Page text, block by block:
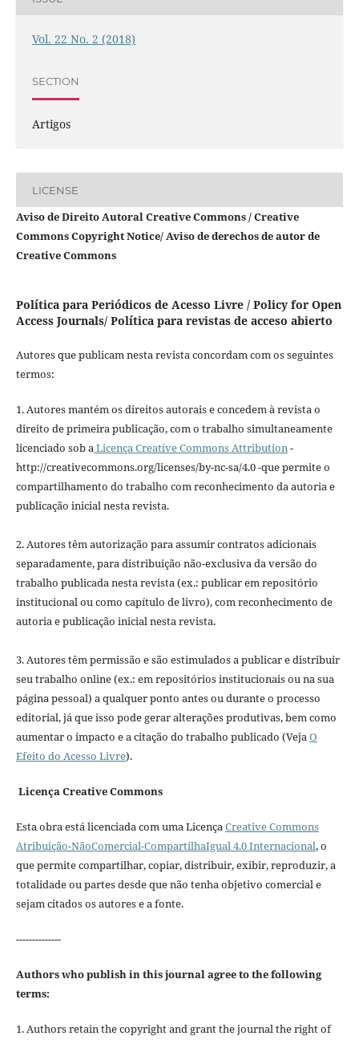
Vol. 22 No. 2 (2018)
SECTION
Artigos
LICENSE
Aviso de Direito Autoral Creative Commons / Creative
Commons Copyright Notice/ Aviso de derechos de autor de
Creative Commons
Política para Periódicos de Acesso Livre / Policy for Open
Access Journals/ Política para revistas de acceso abierto
Autores que publicam nesta revista concordam com os seguintes
termos:
1. Autores mantém os direitos autorais e concedem à revista o
direito de primeira publicação, com o trabalho simultaneamente
licenciado sob aLicença Creative Commons Attribution-
http://creativecommons.org/licenses/by-nc-sa/4.0 -que permite o
compartilhamento do trabalho com reconhecimento da autoria e
publicação inicial nesta revista.
2. Autores têm autorização para assumir contratos adicionais
separadamente, para distribuição não-exclusiva da versão do
trabalho publicada nesta revista (ex.: publicar em repositório
institucional ou como capítulo de livro), com reconhecimento de
autoria e publicação inicial nesta revista.
3. Autores têm permissão e são estimulados a publicar e distribuir
seu trabalho online (ex.: em repositórios institucionais ou na sua
página pessoal) a qualquer ponto antes ou durante o processo
editorial, já que isso pode gerar alterações produtivas, bem como
aumentar o impacto e a citação do trabalho publicado (VejaO
Efeito do Acesso Livre).
Licença Creative Commons
Esta obra está licenciada com uma LicençaCreative Commons
Atribuição-NãoComercial-CompartilhaIgual 4.0 Internacional, o
que permite compartilhar, copiar, distribuir, exibir, reproduzir, a
totalidade ou partes desde que não tenha objetivo comercial e
sejam citados os autores e a fonte.
--------------
Authors who publish in this journal agree to the following
terms:
1. Authors retain the copyright and grant the journal the right of